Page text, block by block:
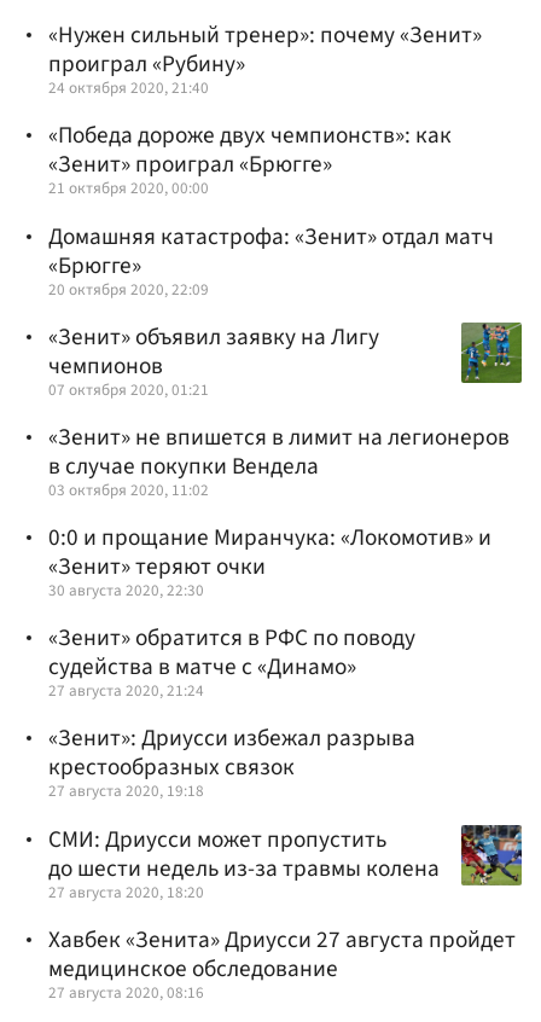
«Нужен сильный тренер»: почему «Зенит»
проиграл «Рубину»
24 октября 2020, 21:40
«Победа дороже двух чемпионств»: как
«Зенит» проиграл «Брюгге»
21 октября 2020, 00:00
Домашняя катастрофа: «Зенит» отдал матч
«Брюгге»
20 октября 2020, 22:09
«Зенит» объявил заявку на Лигу
чемпионов
07 октября 2020, 01:21
«Зенит» не впишется в лимит на легионеров
в случае покупки Вендела
03 октября 2020, 11:02
0:0 и прощание Миранчука: «Локомотив» и
«Зенит» теряют очки
30 августа 2020, 22:30
«Зенит» обратится в РФС по поводу
судейства в матче с «Динамо»
27 августа 2020, 21:24
«Зенит»: Дриусси избежал разрыва
крестообразных связок
27 августа 2020, 19:18
СМИ: Дриусси может пропустить
до шести недель из-за травмы колена
27 августа 2020, 18:20
Хавбек «Зенита» Дриусси 27 августа пройдет
медицинское обследование
27 августа 2020, 08:16